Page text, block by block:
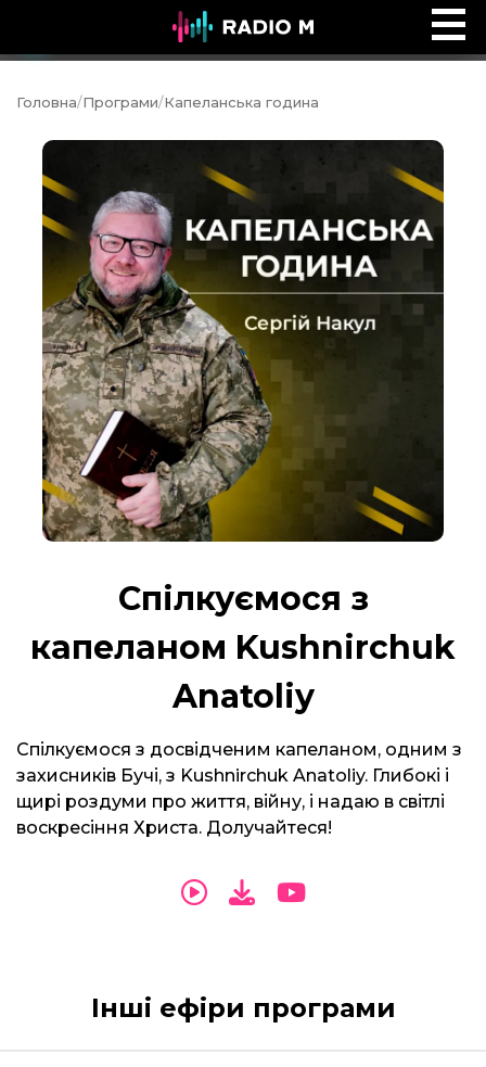
Ефір Radio M
Головна/Програми/Капеланська година
Спілкуємося з
капеланом Kushnirchuk
Anatoliy
Спілкуємося з досвідченим капеланом, одним з
захисників Бучі, з Kushnirchuk Anatoliy. Глибокі і
щирі роздуми про життя, війну, і надаю в світлі
воскресіння Христа. Долучайтеся!
Інші ефіри програми